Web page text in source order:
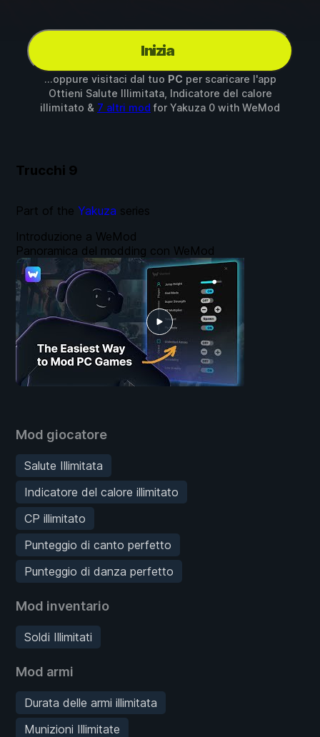
Inizia
...oppure visitaci dal tuo PC per scaricare l'app
Ottieni Salute Illimitata, Indicatore del calore
illimitato & 7 altri mod for Yakuza 0 with WeMod
Trucchi 9
Mod giocatore
Salute Illimitata
Indicatore del calore illimitato
CP illimitato
Punteggio di canto perfetto
Punteggio di danza perfetto
Mod inventario
Soldi Illimitati
Mod armi
Durata delle armi illimitata
Munizioni Illimitate
Introduzione a WeMod
Panoramica del modding con WeMod
Part of the Yakuza series